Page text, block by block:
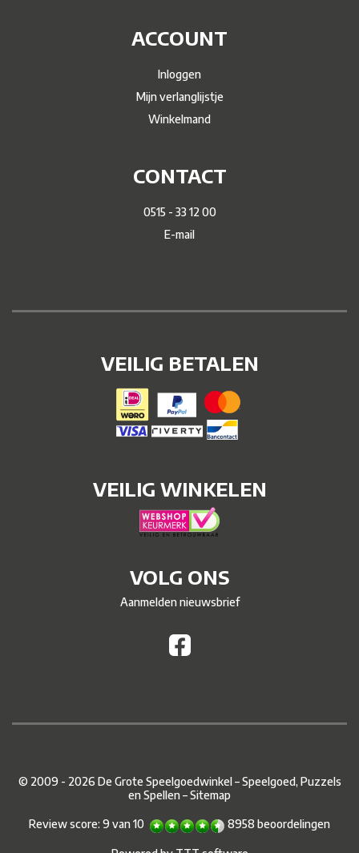
ACCOUNT
Inloggen
Mijn verlanglijstje
Winkelmand
CONTACT
0515 - 33 12 00
E-mail
VEILIG BETALEN
VEILIG WINKELEN
VOLG ONS
Aanmelden nieuwsbrief
© 2009 - 2026 De Grote Speelgoedwinkel – Speelgoed, Puzzels
en Spellen –Sitemap
Review score: 9 van10 8958 beoordelingen